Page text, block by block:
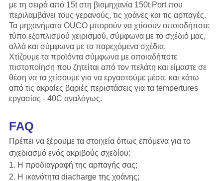
με τη σειρά από 15t στη βιομηχανία 150t.Port που
περιλαμβάνει τους γερανούς, τις χοάνες και τις αρπαγές.
Τα μηχανήματα OUCO μπορούν να χτίσουν οποιοδήποτε
τύπο εξοπλισμού χειρισμού, σύμφωνα με το σχέδιό μας,
αλλά και σύμφωνα με τα παρεχόμενα σχέδια.
Χτίζουμε τα προϊόντα σύμφωνα με οποιαδήποτε
πιστοποίηση που ζητείται από τον πελάτη και είμαστε σε
θέση να τα χτίσουμε για να εργαστούμε μέσα, και κάτω
από τις ακραίες βαριές περιστάσεις για τα tempertures
εργασίας - 40C αναλόγως.
FAQ
Πρέπει να ξέρουμε τα στοιχεία όπως επόμενα για το
σχεδιασμό ενός ακριβούς σχεδίου:
1. Η προδιαγραφή της αρπαγής σας;
2. Η ικανότητα diacharge της χοάνης;